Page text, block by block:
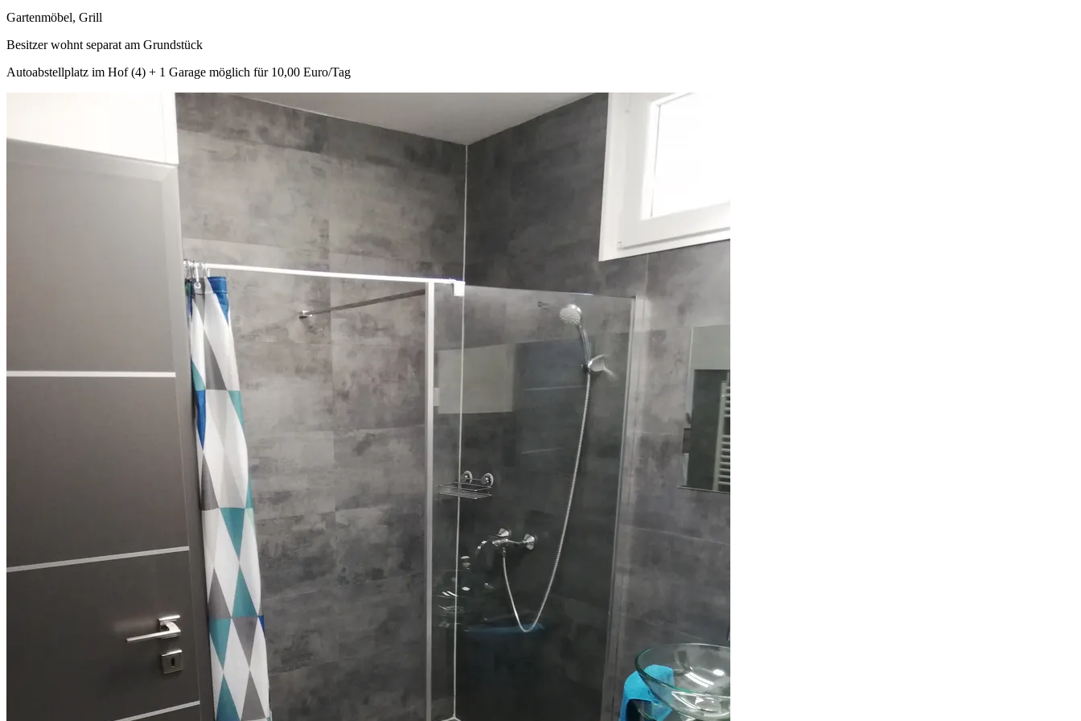
Gartenmöbel, Grill
Besitzer wohnt separat am Grundstück
Autoabstellplatz im Hof (4) + 1 Garage möglich für 10,00 Euro/Tag